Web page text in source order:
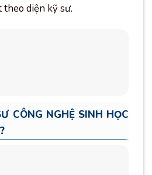
diện kỹ sư.
CÔNG NGHỆ SINH HỌC